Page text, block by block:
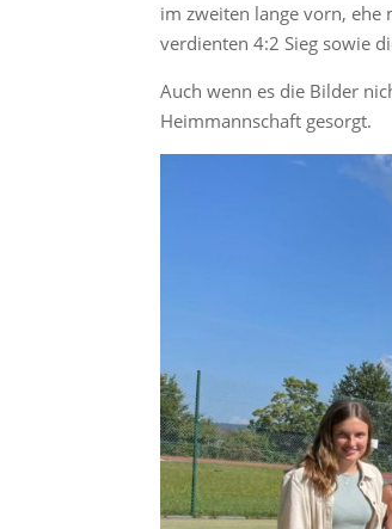
im zweiten lange vorn, ehe
verdienten 4:2 Sieg sowie
Auch wenn es die Bilder
Heimmannschaft gesorgt.